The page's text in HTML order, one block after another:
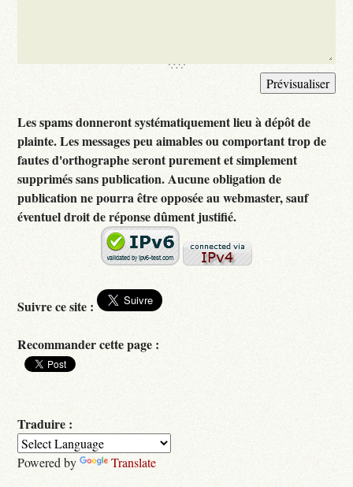
Les spams donneront systématiquement lieu à dépôt de
plainte. Les messages peu aimables ou comportant trop de
fautes d'orthographe seront purement et simplement
supprimés sans publication. Aucune obligation de
publication ne pourra être opposée au webmaster, sauf
éventuel droit de réponse dûment justifié.
Suivre ce site :
Recommander cette page :
Traduire :
Powered by Translate